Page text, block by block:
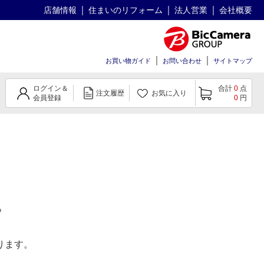
店舗情報 住まいのリフォーム 法人営業 会社概要
お買い物ガイド お問い合わせ サイトマップ
ログイン＆
会員登録
注文履歴 お気に入り
合計 0 点
0 円
す。